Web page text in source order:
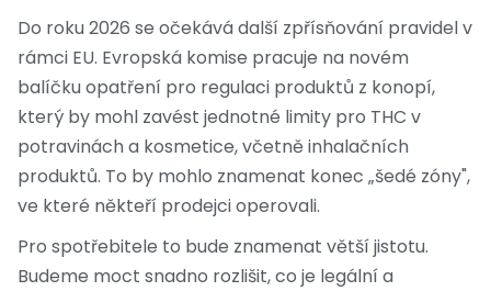
Do roku 2026 se očekává další zpřísňování pravidel v
rámci EU. Evropská komise pracuje na novém
balíčku opatření pro regulaci produktů z konopí,
který by mohl zavést jednotné limity pro THC v
potravinách a kosmetice, včetně inhalačních
produktů. To by mohlo znamenat konec „šedé zóny",
ve které někteří prodejci operovali.
Pro spotřebitele to bude znamenat větší jistotu.
Budeme moct snadno rozlišit, co je legální a